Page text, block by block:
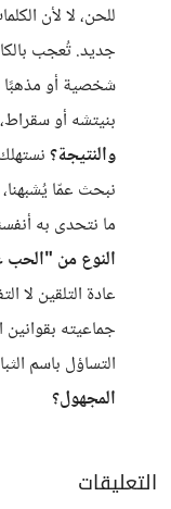
للحن، لا لأن
جديد. تُعجب
شخصية أو مذهبًا
بنيتشه أو
والنتيجة؟
نبحث عمّا
ما نتحدى به
النوع من "الحب
عادة التلقين لا
جماعيته
التساؤل باسم
المجهول؟
التعليقات